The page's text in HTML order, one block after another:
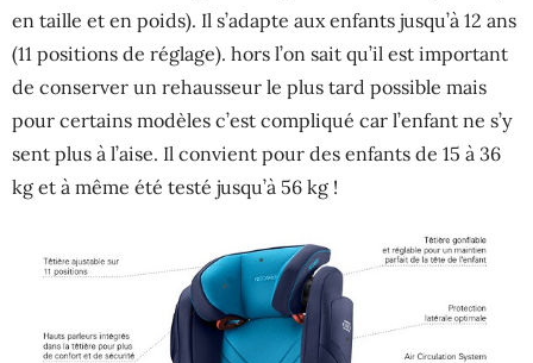
en taille et en poids). Il s’adapte aux enfants jusqu’à 12 ans
(11 positions de réglage). hors l’on sait qu’il est important
de conserver un rehausseur le plus tard possible mais
pour certains modèles c’est compliqué car l’enfant ne s’y
sent plus à l’aise. Il convient pour des enfants de 15 à 36
kg et à même été testé jusqu’à 56 kg !